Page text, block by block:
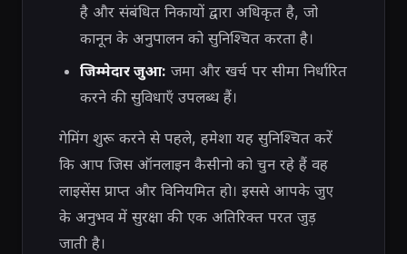
है और संबंधित निकायों द्वारा अधिकृत है, जो
कानून के अनुपालन को सुनिश्चित करता है।
जिम्मेदार जुआ: जमा और खर्च पर सीमा निर्धारित
करने की सुविधाएँ उपलब्ध हैं।
गेमिंग शुरू करने से पहले, हमेशा यह सुनिश्चित करें
कि आप जिस ऑनलाइन कैसीनो को चुन रहे हैं वह
लाइसेंस प्राप्त और विनियमित हो। इससे आपके जुए
के अनुभव में सुरक्षा की एक अतिरिक्त परत जुड़
जाती है।